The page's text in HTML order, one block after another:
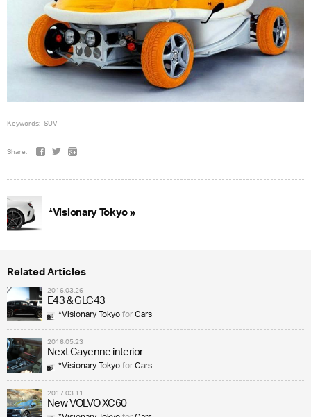
Keywords: SUV
Share:
*Visionary Tokyo »
Related Articles
2016.03.26
E43 & GLC43
*Visionary TokyoforCars
2016.05.23
Next Cayenne interior
*Visionary TokyoforCars
2017.03.11
New VOLVO XC60